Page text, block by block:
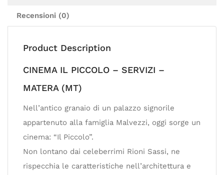
Recensioni (0)
Product Description
CINEMA IL PICCOLO – SERVIZI –
MATERA (MT)
Nell’antico granaio di un palazzo signorile
appartenuto alla famiglia Malvezzi, oggi sorge un
cinema: “Il Piccolo”.
Non lontano dai celeberrimi Rioni Sassi, ne
rispecchia le caratteristiche nell’architettura e